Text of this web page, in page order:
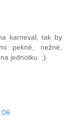
karneval, tak by
pekné, nežné,
jednotku. :)